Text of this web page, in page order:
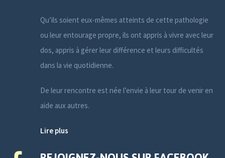
Qu’ils soient eux-mêmes atteints de cette pathologie
ou leur entourage propre, ils ont appris à vivre avec leur
dos, appris à gérer leur différence et leurs difficultés
dans la vie quotidienne.
De leur rencontre est née l’envie à leur tour de venir en
aide aux autres.
Lire plus